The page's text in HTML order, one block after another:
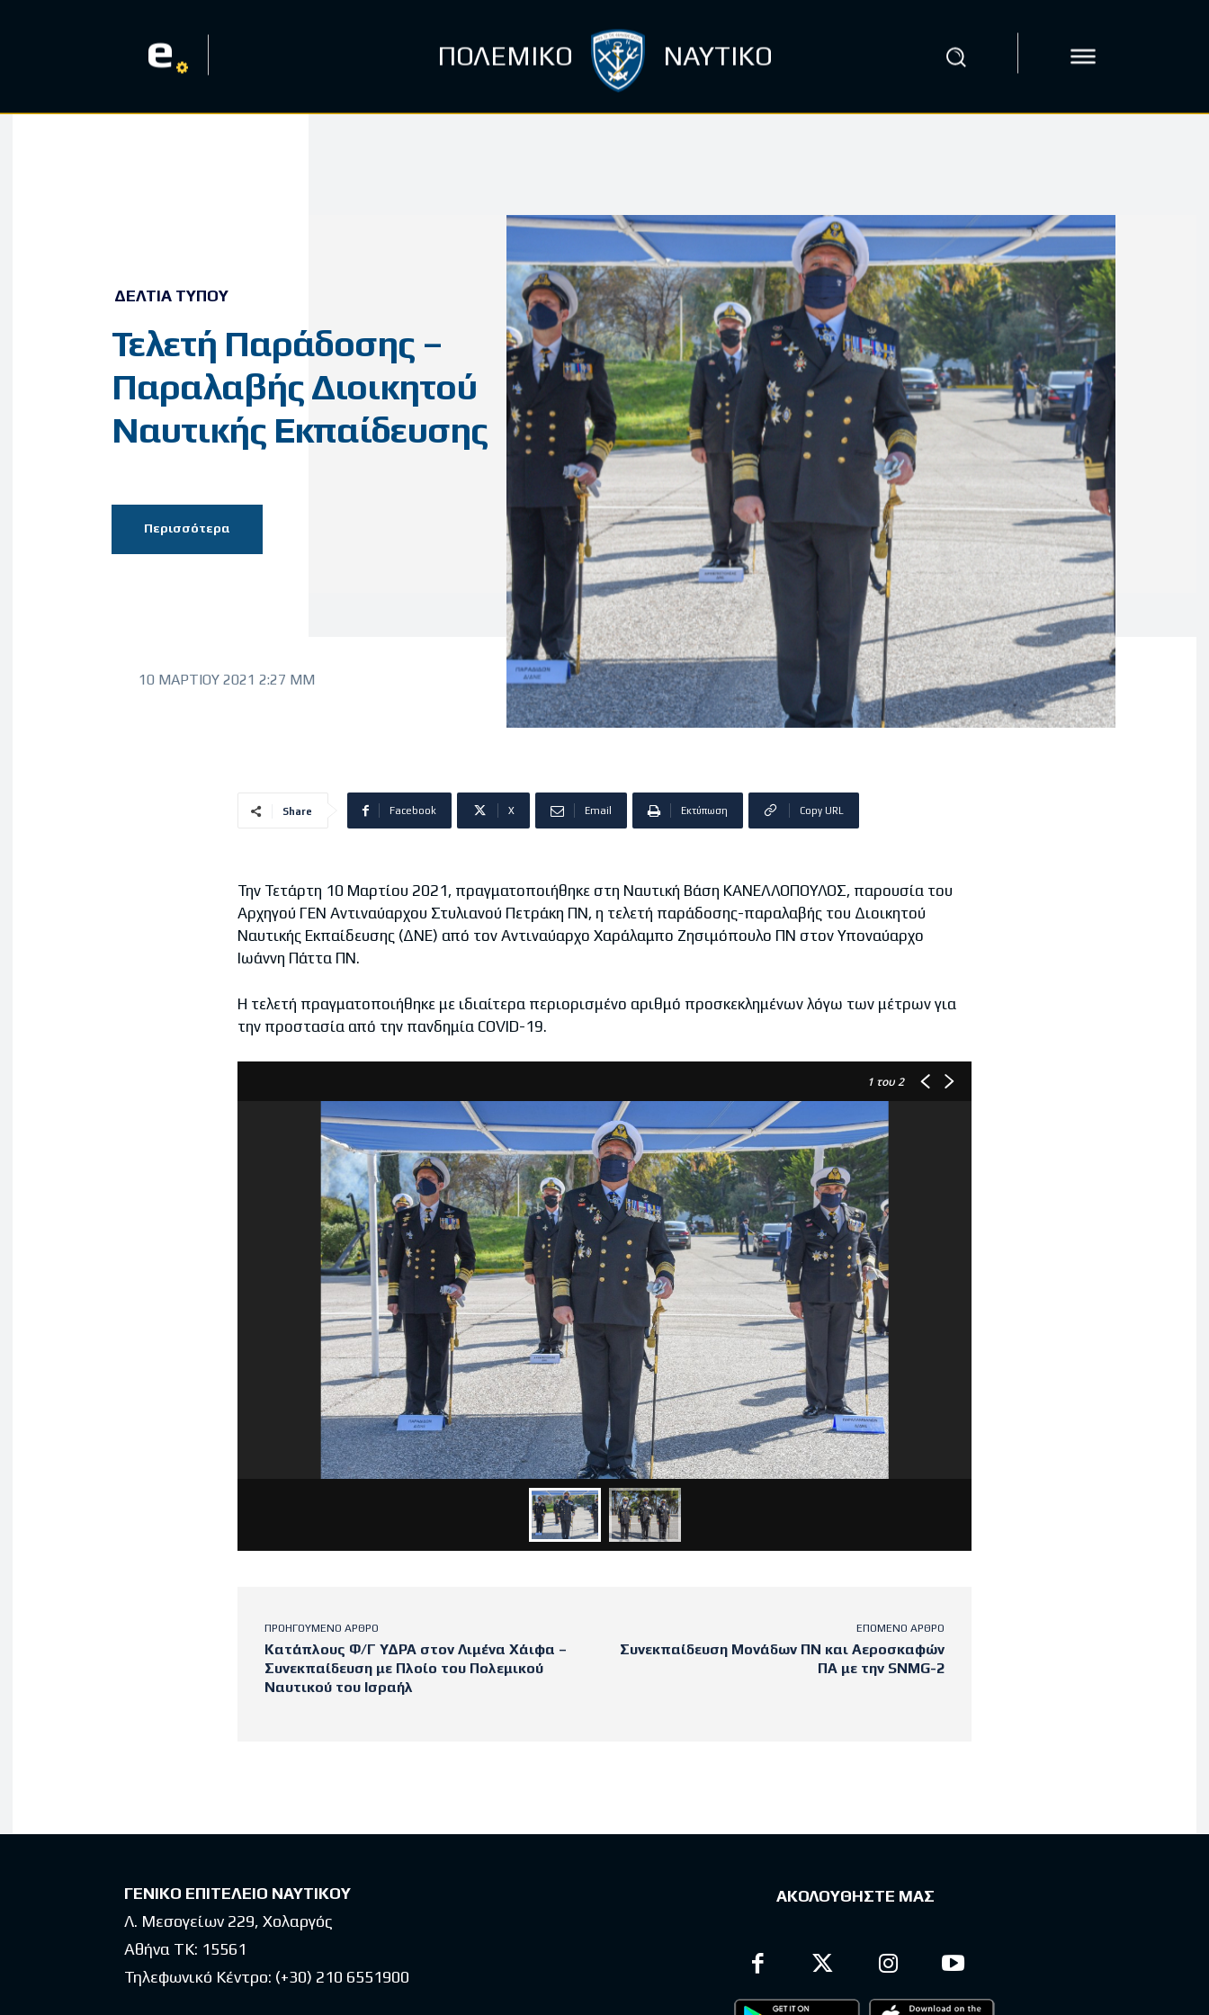
e ΠΟΛΕΜΙΚΟ ΝΑΥΤΙΚΟ
ΔΕΛΤΊΑ ΤΎΠΟΥ
Τελετή Παράδοσης –
Παραλαβής Διοικητού
Ναυτικής Εκπαίδευσης
Περισσότερα
10 ΜΑΡΤΊΟΥ 2021 2:27 ΜΜ
Share Facebook X Email Εκτύπωση Copy URL
Την Τετάρτη 10 Μαρτίου 2021, πραγματοποιήθηκε στη Ναυτική Βάση ΚΑΝΕΛΛΟΠΟΥΛΟΣ, παρουσία του
Αρχηγού ΓΕΝ Αντιναύαρχου Στυλιανού Πετράκη ΠΝ, η τελετή παράδοσης-παραλαβής του Διοικητού
Ναυτικής Εκπαίδευσης (ΔΝΕ) από τον Αντιναύαρχο Χαράλαμπο Ζησιμόπουλο ΠΝ στον Υποναύαρχο
Ιωάννη Πάττα ΠΝ.
Η τελετή πραγματοποιήθηκε με ιδιαίτερα περιορισμένο αριθμό προσκεκλημένων λόγω των μέτρων για
την προστασία από την πανδημία COVID-19.
1 του 2
ΠΡΟΗΓΟΎΜΕΝΟ ΆΡΘΡΟ
Κατάπλους Φ/Γ ΥΔΡΑ στον Λιμένα Χάιφα –
Συνεκπαίδευση με Πλοίο του Πολεμικού
Ναυτικού του Ισραήλ
ΕΠΌΜΕΝΟ ΆΡΘΡΟ
Συνεκπαίδευση Μονάδων ΠΝ και Αεροσκαφών
ΠΑ με την SNMG-2
ΓΕΝΙΚΟ ΕΠΙΤΕΛΕΙΟ ΝΑΥΤΙΚΟΥ
Λ. Μεσογείων 229, Χολαργός
Αθήνα ΤΚ: 15561
Τηλεφωνικό Κέντρο: (+30) 210 6551900
ΑΚΟΛΟΥΘΗΣΤΕ ΜΑΣ